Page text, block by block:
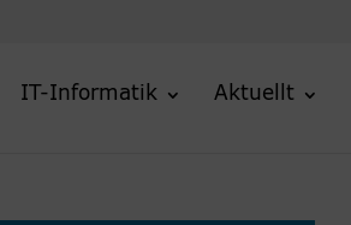
IT-Informatik Aktuellt